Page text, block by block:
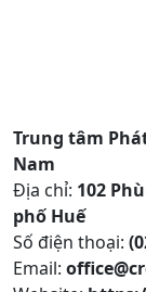
Trung tâm
Nam
Địa chỉ: 102
phố Huế
Số điện thoại:
Email: